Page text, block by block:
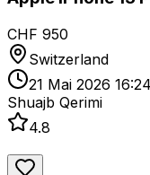
CHF 950
Switzerland
21 Mai 2026
Shuajb Qerimi
4.8